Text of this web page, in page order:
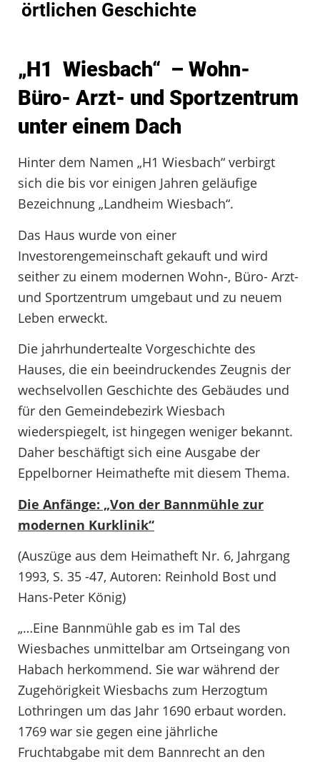
örtlichen Geschichte
„H1 Wiesbach“ – Wohn-
Büro- Arzt- und Sportzentrum
unter einem Dach
Hinter dem Namen „H1 Wiesbach“ verbirgt
sich die bis vor einigen Jahren geläufige
Bezeichnung „Landheim Wiesbach“.
Das Haus wurde von einer
Investorengemeinschaft gekauft und wird
seither zu einem modernen Wohn-, Büro- Arzt-
und Sportzentrum umgebaut und zu neuem
Leben erweckt.
Die jahrhundertealte Vorgeschichte des
Hauses, die ein beeindruckendes Zeugnis der
wechselvollen Geschichte des Gebäudes und
für den Gemeindebezirk Wiesbach
wiederspiegelt, ist hingegen weniger bekannt.
Daher beschäftigt sich eine Ausgabe der
Eppelborner Heimathefte mit diesem Thema.
Die Anfänge: „Von der Bannmühle zur
modernen Kurklinik“
(Auszüge aus dem Heimatheft Nr. 6, Jahrgang
1993, S. 35 -47, Autoren: Reinhold Bost und
Hans-Peter König)
„…Eine Bannmühle gab es im Tal des
Wiesbaches unmittelbar am Ortseingang von
Habach herkommend. Sie war während der
Zugehörigkeit Wiesbachs zum Herzogtum
Lothringen um das Jahr 1690 erbaut worden.
1769 war sie gegen eine jährliche
Fruchtabgabe mit dem Bannrecht an den